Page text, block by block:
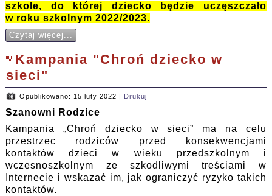
szkole, do której dziecko będzie uczęszczało
w roku szkolnym 2022/2023.
Czytaj więcej...
Kampania "Chroń dziecko w
sieci"
Opublikowano: 15 luty 2022 Drukuj
Szanowni Rodzice
Kampania „Chroń dziecko w sieci” ma na celu
przestrzec rodziców przed konsekwencjami
kontaktów dzieci w wieku przedszkolnym i
wczesnoszkolnym ze szkodliwymi treściami w
Internecie i wskazać im, jak ograniczyć ryzyko takich
kontaktów.